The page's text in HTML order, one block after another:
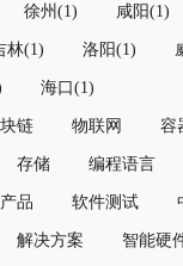
徐州(1) 咸阳(1)
林(1) 洛阳(1)
海口(1)
链 物联网 容
存储 编程语言
产品 软件测试
解决方案 智能硬